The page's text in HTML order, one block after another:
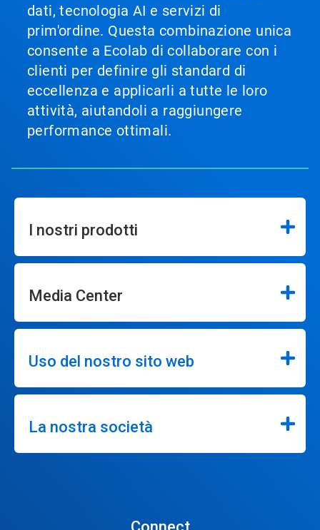
dati, tecnologia AI e servizi di
prim'ordine. Questa combinazione unica
consente a Ecolab di collaborare con i
clienti per definire gli standard di
eccellenza e applicarli a tutte le loro
attività, aiutandoli a raggiungere
performance ottimali.
I nostri prodotti
Media Center
Uso del nostro sito web
La nostra società